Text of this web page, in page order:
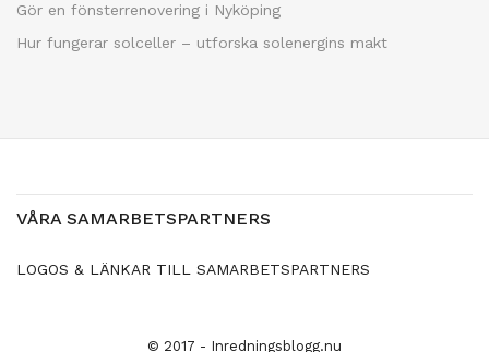
Gör en fönsterrenovering i Nyköping
Hur fungerar solceller – utforska solenergins makt
VÅRA SAMARBETSPARTNERS
LOGOS & LÄNKAR TILL SAMARBETSPARTNERS
© 2017 - Inredningsblogg.nu